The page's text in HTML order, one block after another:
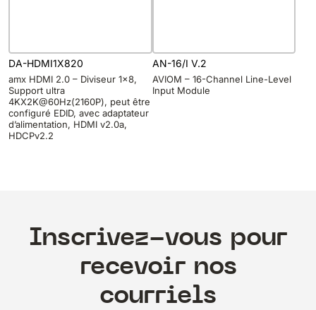
DA-HDMI1X820
amx HDMI 2.0 – Diviseur 1×8,
Support ultra
4KX2K@60Hz(2160P), peut être
configuré EDID, avec adaptateur
d’alimentation, HDMI v2.0a,
HDCPv2.2
AN-16/I V.2
AVIOM – 16-Channel Line-Level
Input Module
Inscrivez-vous pour
recevoir nos
courriels